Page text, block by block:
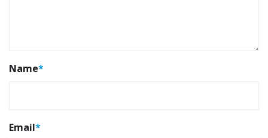
Name*
Email*